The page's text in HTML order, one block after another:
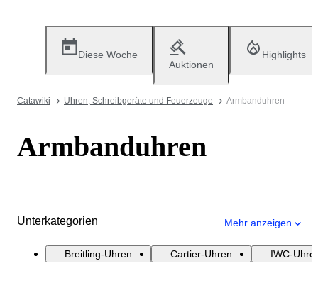
Diese Woche
Auktionen
Highlights
Catawiki Uhren, Schreibgeräte und Feuerzeuge Armbanduhren
Armbanduhren
Unterkategorien Mehr anzeigen
Breitling-Uhren Cartier-Uhren IWC-